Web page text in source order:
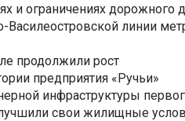
и ограничениях дорожного
линии
продолжили рост
предприятия «Ручьи»
инфраструктуры
свои жилищные